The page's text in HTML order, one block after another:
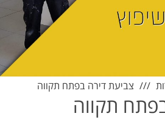
צביעת דירה בפתח תקווה
תקווה